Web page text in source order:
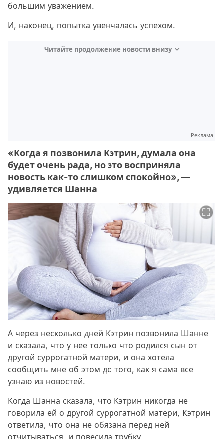
большим уважением.
И, наконец, попытка увенчалась успехом.
Читайте продолжение новости внизу
Реклама
«Когда я позвонила Кэтрин, думала она
будет очень рада, но это восприняла
новость как-то слишком спокойно», —
удивляется Шанна
А через несколько дней Кэтрин позвонила Шанне
и сказала, что у нее только что родился сын от
другой суррогатной матери, и она хотела
сообщить мне об этом до того, как я сама все
узнаю из новостей.
Когда Шанна сказала, что Кэтрин никогда не
говорила ей о другой суррогатной матери, Кэтрин
ответила, что она не обязана перед ней
отчитываться, и повесила трубку.